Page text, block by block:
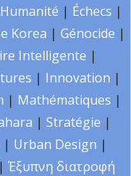
| Échecs |
Korea | Génocide |
Intelligente |
| Innovation |
| Mathématiques |
| Stratégie |
| Urban Design |
| Έξυπνη διατροφή